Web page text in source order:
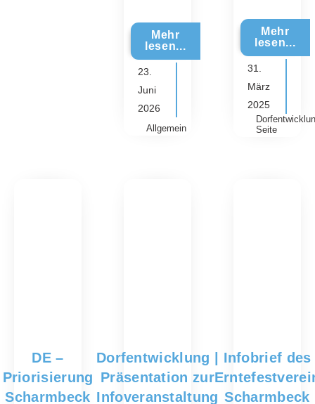
Mehr
lesen...
23.
Juni
2026
Allgemein
Mehr
lesen...
31.
März
2025
Seite
DE –
Priorisierung
Scharmbeck
Dorfentwicklung |
Präsentation zur
Infoveranstaltung
Infobrief des
Scharmbeck